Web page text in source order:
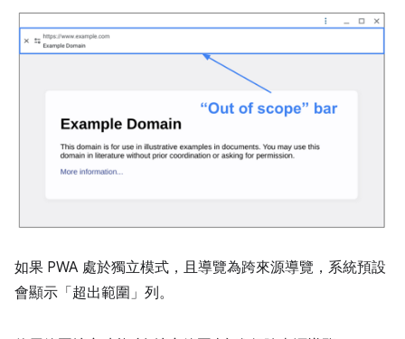
如果 PWA 處於獨立模式，且導覽為跨來源導覽，系統預設
會顯示「超出範圍」列。